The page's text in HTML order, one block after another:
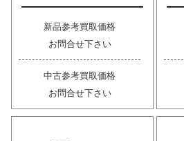
新品参考買取価格
お問合せ下さい
中古参考買取価格
お問合せ下さい